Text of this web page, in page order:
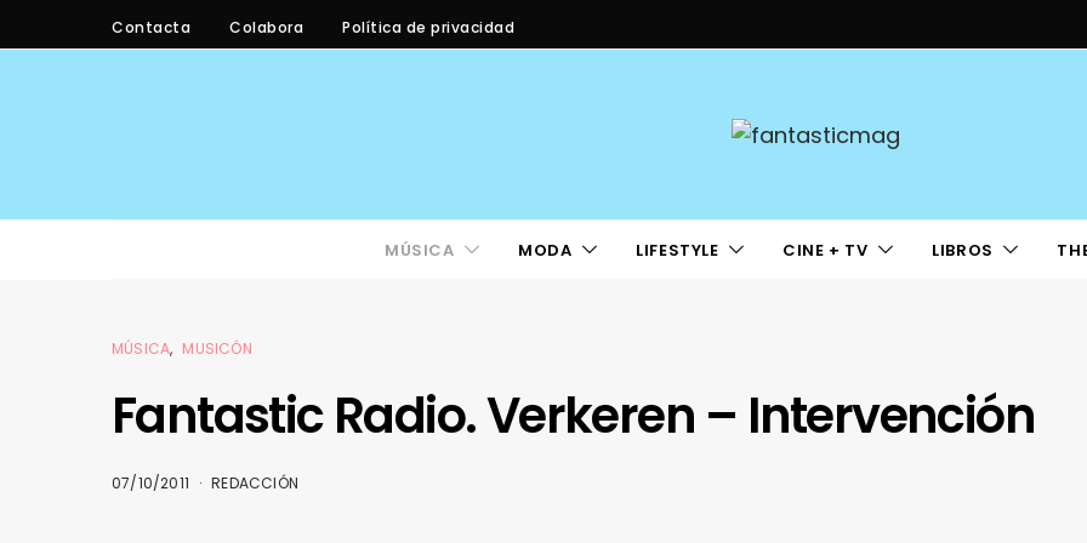
Contacta Colabora Política de privacidad
MÚSICA MODA LIFESTYLE CINE + TV LIBROS
MÚSICA MUSICÓN
Fantastic Radio. Verkeren – Intervención
07/10/2011 REDACCIÓN